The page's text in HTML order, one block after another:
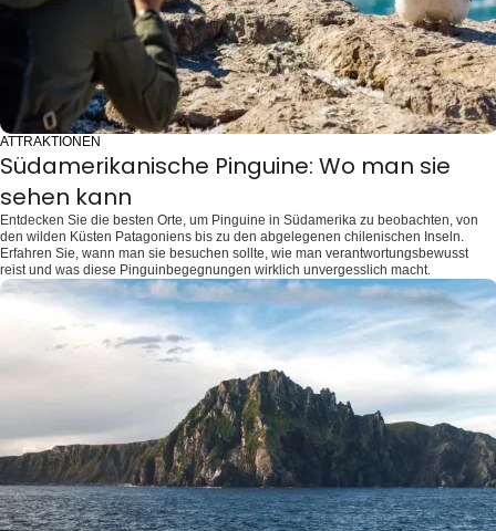
ATTRAKTIONEN
Südamerikanische Pinguine: Wo man sie
sehen kann
Entdecken Sie die besten Orte, um Pinguine in Südamerika zu beobachten, von
den wilden Küsten Patagoniens bis zu den abgelegenen chilenischen Inseln.
Erfahren Sie, wann man sie besuchen sollte, wie man verantwortungsbewusst
reist und was diese Pinguinbegegnungen wirklich unvergesslich macht.